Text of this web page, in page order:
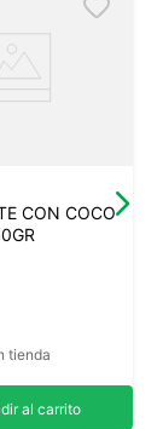
CON COCO
tienda
al carrito